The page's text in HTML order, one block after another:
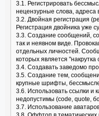
3.1. Регистрировать
нецензурные слова, адреса
3.2. Двойная регистрация
Регистрация двойника уже
3.3. Создание сообщений,
так и неявном виде.
отдельных личностей.
которых является
3.4. Создавать заведомо
3.5. Создание тем,
крупные шрифты,
3.6. Использовать ссылки и
недопустимы (code, quote,
3.7. Использование